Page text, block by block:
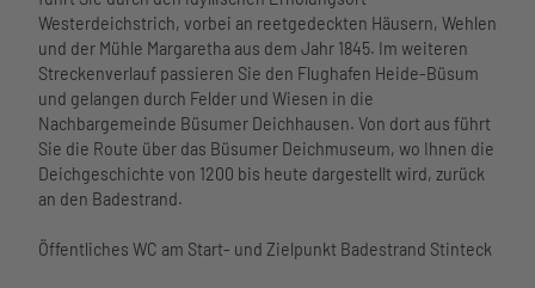
s
h
n
-
t
r
Westerdeichstrich, vorbei an reetgedeckten Häusern, Wehlen
und der Mühle Margaretha aus dem Jahr 1845. Im weiteren
Streckenverlauf passieren Sie den Flughafen Heide-Büsum
und gelangen durch Felder und Wiesen in die
Nachbargemeinde Büsumer Deichhausen. Von dort aus führt
Sie die Route über das Büsumer Deichmuseum, wo Ihnen die
Deichgeschichte von 1200 bis heute dargestellt wird, zurück
an den Badestrand.
Öffentliches WC am Start- und Zielpunkt Badestrand Stinteck